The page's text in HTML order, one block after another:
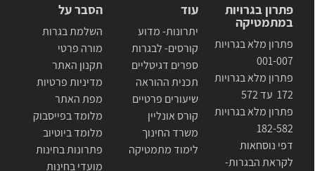
פתרון בגרויות
במתמטיקה
פתרון מלא בגרויות
001-007
פתרון מלא בגרויות
172 עד 572
פתרון מלא בגרויות
182-582
דפי נוסחאות
לקראת הבגרות-
עוד
יתרונות- מדוע
קורסים- לבגרות
ספרים דגיטליים
תכנית ההוראה
שיעורים פרטיים
קורס אונליין
משרד החינוך
לימוד מתמטיקה
הסבר על
השלמת בגרות
מורה פרטי
תקנון האתר
מדיניות פרטיות
מפת האתר
מלומד בפייסבוק
מלומד ביוטיוב
פתרונות בחינות
מועדי בחינות